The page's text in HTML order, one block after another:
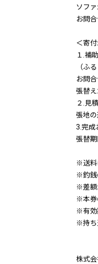
ソフ
お問
＜寄
１.補
（ふ
お問
張替
２.見積
張地
3.完成
張替
※送料
※釣銭
※差額
※本券
※有効
※持ち
株式